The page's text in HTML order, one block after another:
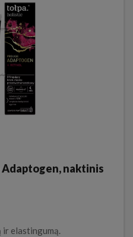
Adaptogen, naktinis
ir elastingumą.